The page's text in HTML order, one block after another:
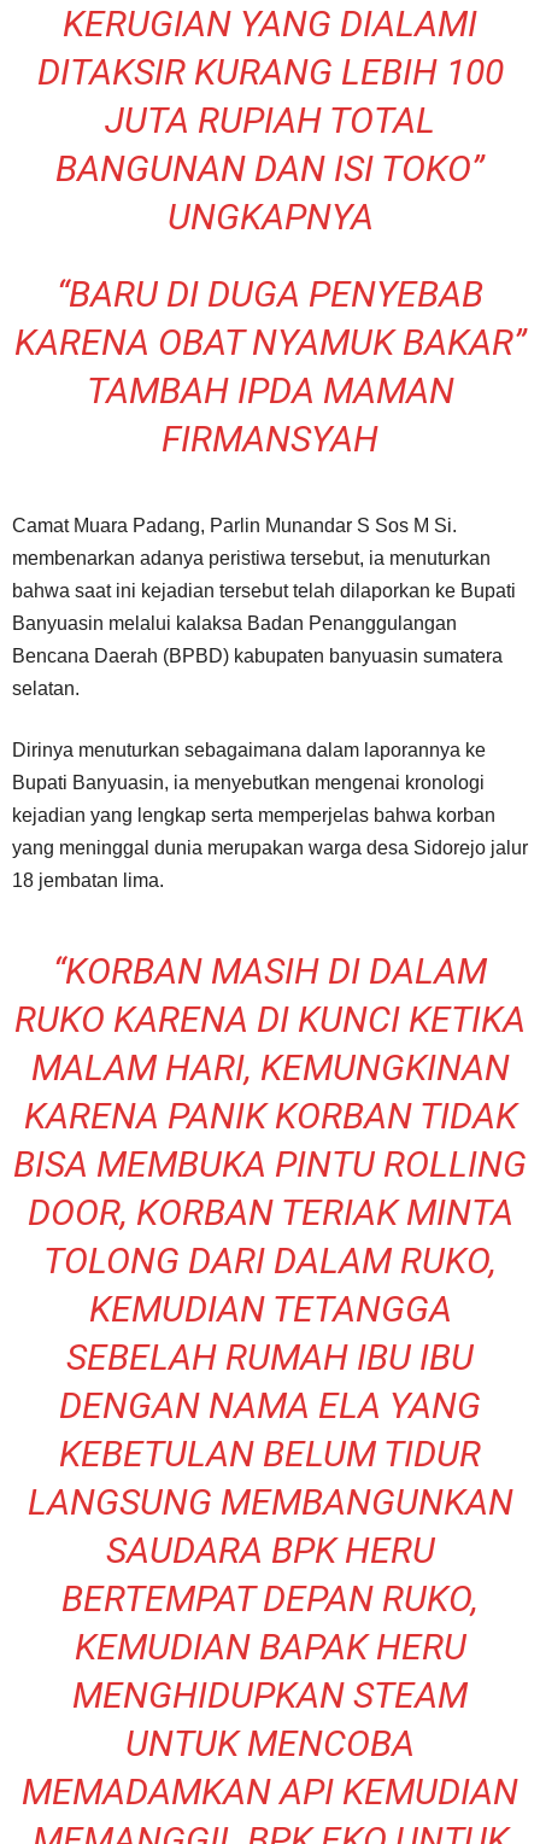
KERUGIAN YANG DIALAMI
DITAKSIR KURANG LEBIH 100
JUTA RUPIAH TOTAL
BANGUNAN DAN ISI TOKO”
UNGKAPNYA
“BARU DI DUGA PENYEBAB
KARENA OBAT NYAMUK BAKAR”
TAMBAH IPDA MAMAN
FIRMANSYAH
Camat Muara Padang, Parlin Munandar S Sos M Si.
membenarkan adanya peristiwa tersebut, ia menuturkan
bahwa saat ini kejadian tersebut telah dilaporkan ke Bupati
Banyuasin melalui kalaksa Badan Penanggulangan
Bencana Daerah (BPBD) kabupaten banyuasin sumatera
selatan.
Dirinya menuturkan sebagaimana dalam laporannya ke
Bupati Banyuasin, ia menyebutkan mengenai kronologi
kejadian yang lengkap serta memperjelas bahwa korban
yang meninggal dunia merupakan warga desa Sidorejo jalur
18 jembatan lima.
“KORBAN MASIH DI DALAM
RUKO KARENA DI KUNCI KETIKA
MALAM HARI, KEMUNGKINAN
KARENA PANIK KORBAN TIDAK
BISA MEMBUKA PINTU ROLLING
DOOR, KORBAN TERIAK MINTA
TOLONG DARI DALAM RUKO,
KEMUDIAN TETANGGA
SEBELAH RUMAH IBU IBU
DENGAN NAMA ELA YANG
KEBETULAN BELUM TIDUR
LANGSUNG MEMBANGUNKAN
SAUDARA BPK HERU
BERTEMPAT DEPAN RUKO,
KEMUDIAN BAPAK HERU
MENGHIDUPKAN STEAM
UNTUK MENCOBA
MEMADAMKAN API KEMUDIAN